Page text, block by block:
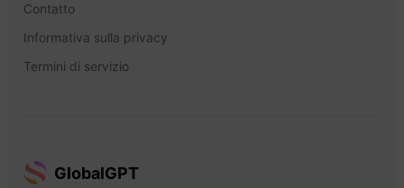
Contatto
Informativa sulla privacy
Termini di servizio
GlobalGPT